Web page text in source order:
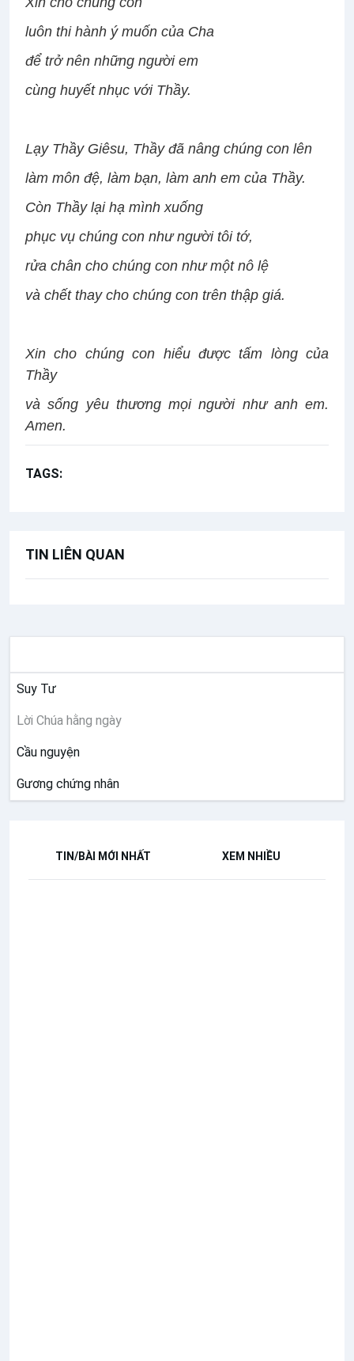
luôn thi hành ý muốn của Cha
để trở nên những người em
cùng huyết nhục với Thầy.
Lạy Thầy Giêsu, Thầy đã nâng chúng con lên
làm môn đệ, làm bạn, làm anh em của Thầy.
Còn Thầy lại hạ mình xuống
phục vụ chúng con như người tôi tớ,
rửa chân cho chúng con như một nô lệ
và chết thay cho chúng con trên thập giá.
Xin cho chúng con hiểu được tấm lòng của
Thầy
và sống yêu thương mọi người như anh em.
Amen.
TAGS:
TIN LIÊN QUAN
Suy Tư
Lời Chúa hằng ngày
Cầu nguyện
Gương chứng nhân
TIN/BÀI MỚI NHẤT XEM NHIỀU